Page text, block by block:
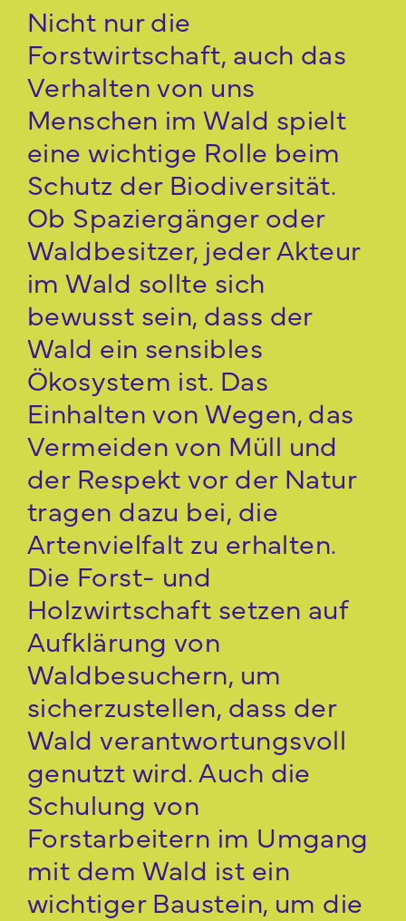
Nicht nur die
Forstwirtschaft, auch das
Verhalten von uns
Menschen im Wald spielt
eine wichtige Rolle beim
Schutz der Biodiversität.
Ob Spaziergänger oder
Waldbesitzer, jeder Akteur
im Wald sollte sich
bewusst sein, dass der
Wald ein sensibles
Ökosystem ist. Das
Einhalten von Wegen, das
Vermeiden von Müll und
der Respekt vor der Natur
tragen dazu bei, die
Artenvielfalt zu erhalten.
Die Forst- und
Holzwirtschaft setzen auf
Aufklärung von
Waldbesuchern, um
sicherzustellen, dass der
Wald verantwortungsvoll
genutzt wird. Auch die
Schulung von
Forstarbeitern im Umgang
mit dem Wald ist ein
wichtiger Baustein, um die